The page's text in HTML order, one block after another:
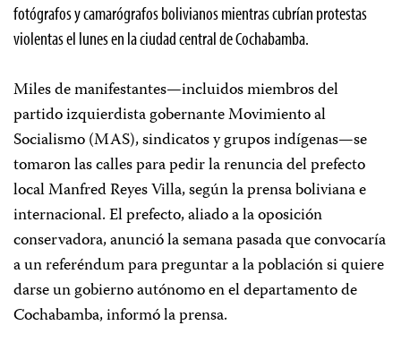
fotógrafos y camarógrafos bolivianos mientras cubrían protestas
violentas el lunes en la ciudad central de Cochabamba.
Miles de manifestantes—incluidos miembros del
partido izquierdista gobernante Movimiento al
Socialismo (MAS), sindicatos y grupos indígenas—se
tomaron las calles para pedir la renuncia del prefecto
local Manfred Reyes Villa, según la prensa boliviana e
internacional. El prefecto, aliado a la oposición
conservadora, anunció la semana pasada que convocaría
a un referéndum para preguntar a la población si quiere
darse un gobierno autónomo en el departamento de
Cochabamba, informó la prensa.